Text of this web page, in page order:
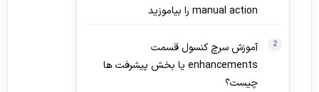
manual action را بیاموزید
آموزش سرچ کنسول قسمت
enhancements یا بخش پیشرفت ها
چیست؟